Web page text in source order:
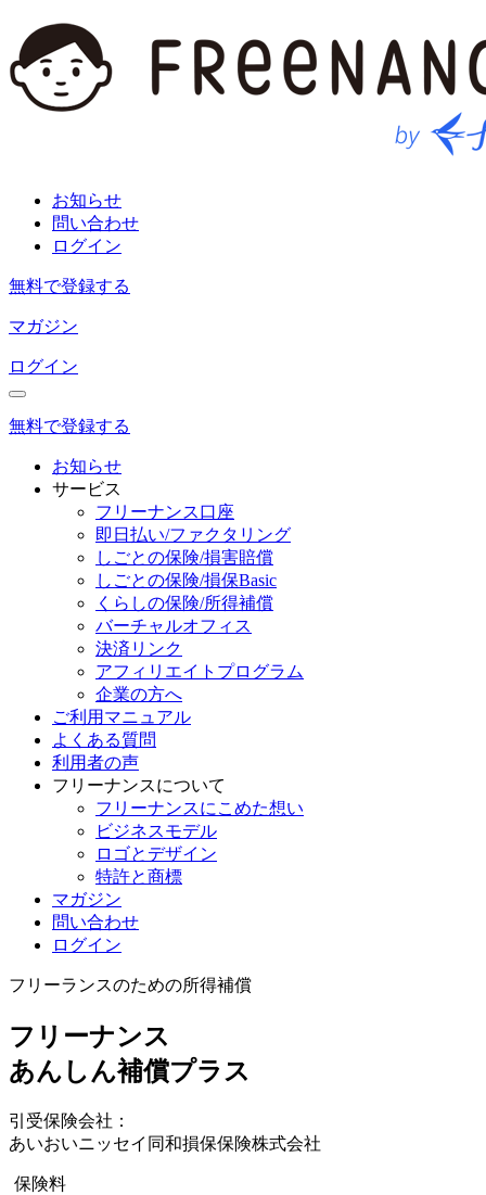
お知らせ
問い合わせ
ログイン
無料で登録する
マガジン
ログイン
無料で登録する
お知らせ
サービス
フリーナンス口座
即日払い/ファクタリング
しごとの保険/損害賠償
しごとの保険/損保Basic
くらしの保険/所得補償
バーチャルオフィス
決済リンク
アフィリエイトプログラム
企業の方へ
ご利用マニュアル
よくある質問
利用者の声
フリーナンスについて
フリーナンスにこめた想い
ビジネスモデル
ロゴとデザイン
特許と商標
マガジン
問い合わせ
ログイン
フリーランスのための所得補償
フリーナンス
あんしん補償プラス
引受保険会社：
あいおいニッセイ同和損保保険株式会社
保険料